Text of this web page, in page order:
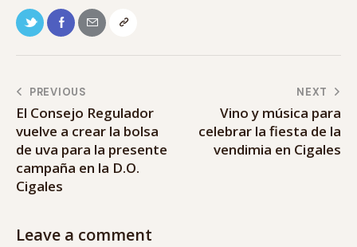
PREVIOUS
El Consejo Regulador
vuelve a crear la bolsa
de uva para la presente
campaña en la D.O.
Cigales
NEXT
Vino y música para
celebrar la fiesta de la
vendimia en Cigales
Leave a comment